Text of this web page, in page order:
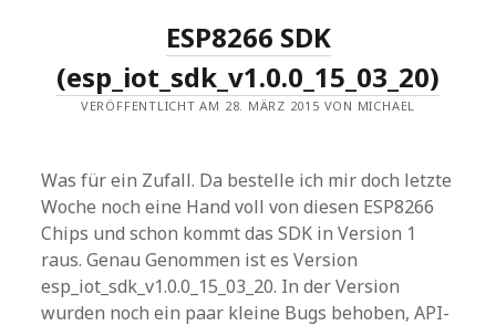
ESP8266 SDK
(esp_iot_sdk_v1.0.0_15_03_20)
VERÖFFENTLICHT AM 28. MÄRZ 2015 VON MICHAEL
Was für ein Zufall. Da bestelle ich mir doch letzte
Woche noch eine Hand voll von diesen ESP8266
Chips und schon kommt das SDK in Version 1
raus. Genau Genommen ist es Version
esp_iot_sdk_v1.0.0_15_03_20. In der Version
wurden noch ein paar kleine Bugs behoben, API-